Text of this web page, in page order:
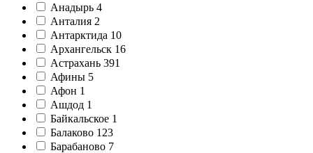
Анадырь 4
Анталия 2
Антарктида 10
Архангельск 16
Астрахань 391
Афины 5
Афон 1
Ашдод 1
Байкальское 1
Балаково 123
Барабаново 7